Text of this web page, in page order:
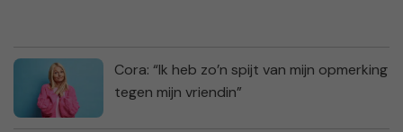
Cora: “Ik heb zo’n spijt van mijn opmerking
tegen mijn vriendin”